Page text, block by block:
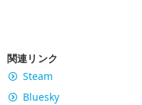
関連リンク
Steam
Bluesky